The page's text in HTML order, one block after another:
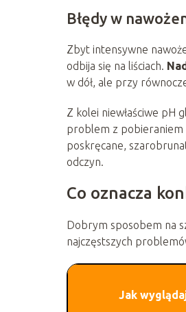
Błędy w
Zbyt intensywne
odbija się na liściach.
w dół, ale przy
Z kolei niewłaściwe pH
problem z pobieraniem
poskręcane,
odczyn.
Co oznacza
Dobrym sposobem na
najczęstszych
Jak